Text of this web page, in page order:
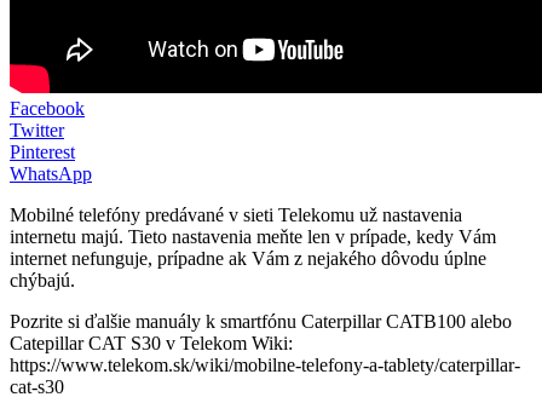
Facebook
Twitter
Pinterest
WhatsApp
Mobilné telefóny predávané v sieti Telekomu už nastavenia
internetu majú. Tieto nastavenia meňte len v prípade, kedy Vám
internet nefunguje, prípadne ak Vám z nejakého dôvodu úplne
chýbajú.
Pozrite si ďalšie manuály k smartfónu Caterpillar CATB100 alebo
Catepillar CAT S30 v Telekom Wiki:
https://www.telekom.sk/wiki/mobilne-telefony-a-tablety/caterpillar-
cat-s30